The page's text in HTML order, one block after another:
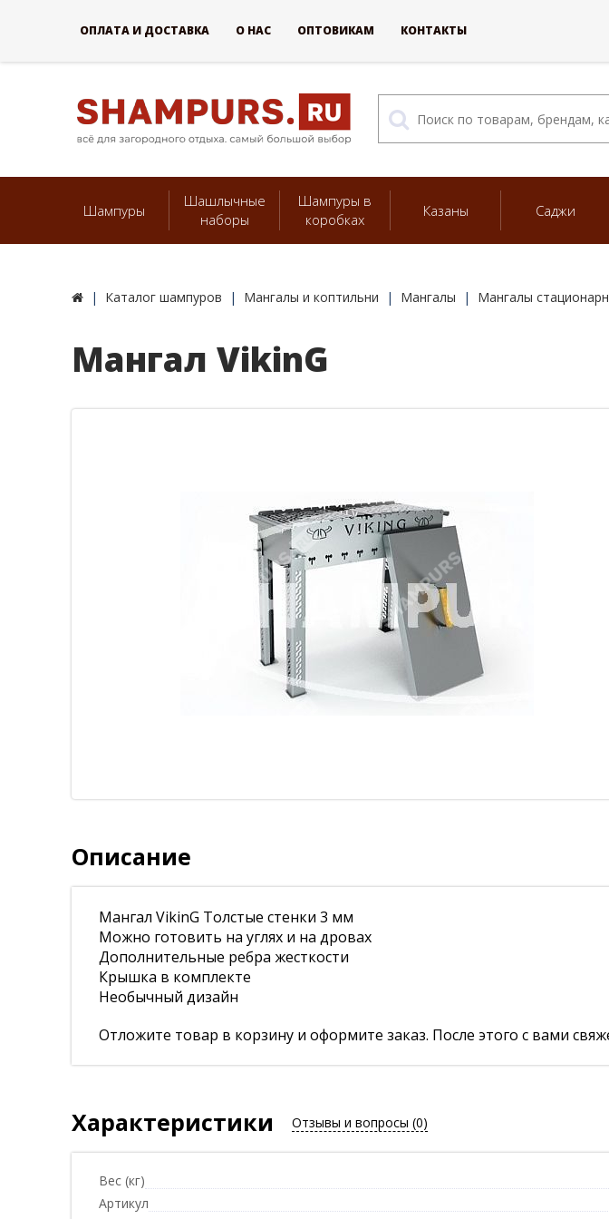
Шампуры
Шашлычные
наборы
Шампуры в
коробках
Казаны Саджи
Каталог шампуров Мангалы и коптильни Мангалы Мангалы
Мангал VikinG
Описание
Мангал VikinG Толстые стенки 3 мм
Можно готовить на углях и на дровах
Дополнительные ребра жесткости
Крышка в комплекте
Необычный дизайн
Отложите товар в корзину и оформите заказ. После этого с вами
Характеристики Отзывы и вопросы (0)
Вес (кг)
Артикул
ОПЛАТА И ДОСТАВКА О НАС ОПТОВИКАМ КОНТАКТЫ